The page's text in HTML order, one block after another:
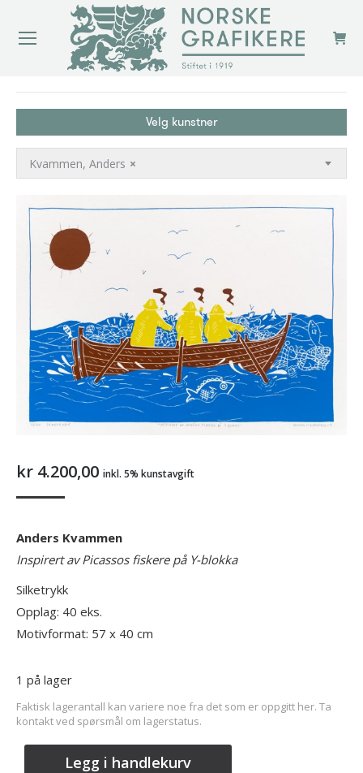
Velg kunstner
×
Kvammen, Anders
kr 4.200,00 inkl. 5% kunstavgift
Anders Kvammen
Inspirert av Picassos fiskere på Y-blokka
Silketrykk
Opplag: 40 eks.
Motivformat: 57 x 40 cm
1 på lager
Faktisk lagerantall kan variere noe fra det som er oppgitt her. Ta
kontakt ved spørsmål om lagerstatus.
Legg i handlekurv